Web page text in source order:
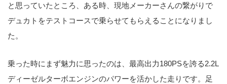
と思っていたところ、ある時、現地メーカーさんの繋がりで
デュカトをテストコースで乗らせてもらえることになりまし
た。
乗った時にまず魅力に思ったのは、最高出力180PSを誇る2.2L
ディーゼルターボエンジンのパワーを活かした走りです。足